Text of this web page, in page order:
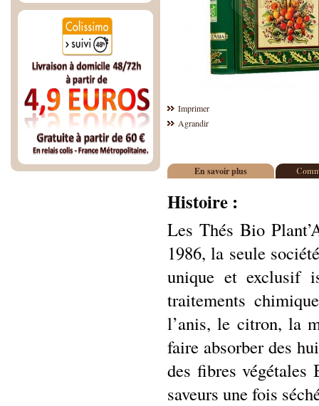
Imprimer
Agrandir
En savoir plus
Histoire :
Les Thés Bio
1986, la seule
unique et exclusif
traitements
l’anis, le citron, la
faire absorber des
des fibres végétales
saveurs une fois